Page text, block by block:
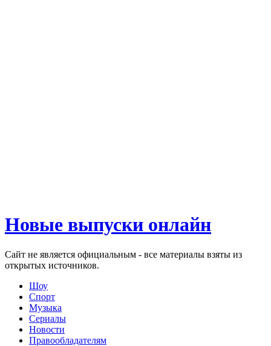
Новые выпуски онлайн
Сайт не является официальным - все материалы взяты из
открытых источников.
Шоу
Спорт
Музыка
Сериалы
Новости
Правообладателям